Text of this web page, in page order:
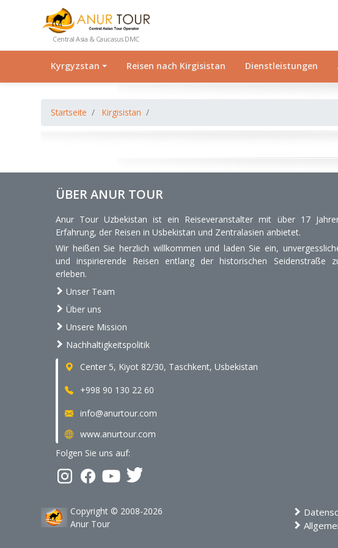
Central Asia & Caucasus DMC
Kyrgyzstan Reisen nach Kirgisistan Dienstleistungen
Startseite Kirgisistan
ÜBER ANUR TOUR
Anur Tour Uzbekistan ist ein Reiseveranstalter mit über 17
Erfahrung, der Reisen in Usbekistan und Zentralasien anbietet.
Wir heißen Sie herzlich willkommen und laden Sie ein,
und inspirierende Reisen entlang der historischen Seidenstraße
erleben.
Unser Team
Über uns
Unsere Mission
Nachhaltigkeitspolitik
Center 5, Kiyot 82/30, Taschkent, Usbekistan
+998 90 130 22 60
info@anurtour.com
www.anurtour.com
Folgen Sie uns auf:
Copyright © 2008-2026
Anur Tour